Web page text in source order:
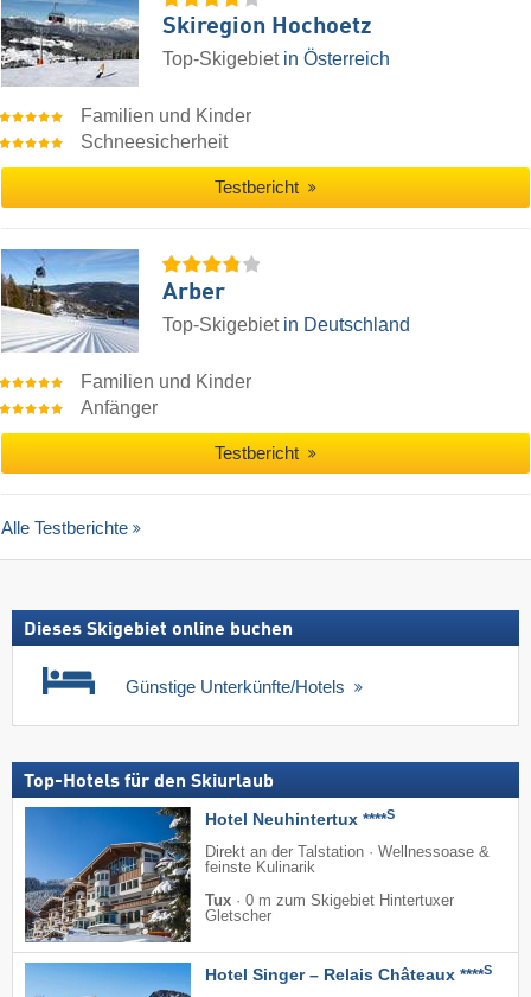
Skiregion Hochoetz
Top-Skigebiet in Österreich
Familien und Kinder
Schneesicherheit
Testbericht
Arber
Top-Skigebiet in Deutschland
Familien und Kinder
Anfänger
Testbericht
Alle Testberichte
Dieses Skigebiet online buchen
Günstige Unterkünfte/Hotels
Top-Hotels für den Skiurlaub
Hotel Neuhintertux ****S
Direkt an der Talstation · Wellnessoase &
feinste Kulinarik
Tux · 0 m zum Skigebiet Hintertuxer
Gletscher
Hotel Singer – Relais Châteaux ****S